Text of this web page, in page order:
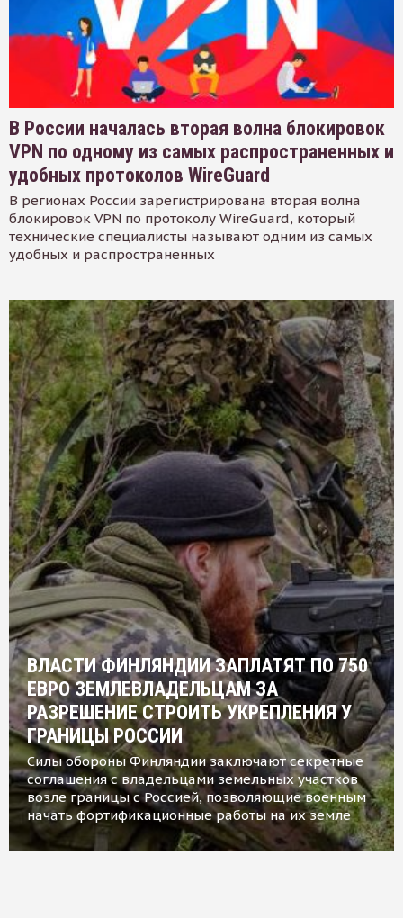
В России началась вторая волна блокировок
VPN по одному из самых распространенных и
удобных протоколов WireGuard
В регионах России зарегистрирована вторая волна
блокировок VPN по протоколу WireGuard, который
технические специалисты называют одним из самых
удобных и распространенных
ВЛАСТИ ФИНЛЯНДИИ ЗАПЛАТЯТ ПО 750
ЕВРО ЗЕМЛЕВЛАДЕЛЬЦАМ ЗА
РАЗРЕШЕНИЕ СТРОИТЬ УКРЕПЛЕНИЯ У
ГРАНИЦЫ РОССИИ
Силы обороны Финляндии заключают секретные
соглашения с владельцами земельных участков
возле границы с Россией, позволяющие военным
начать фортификационные работы на их земле